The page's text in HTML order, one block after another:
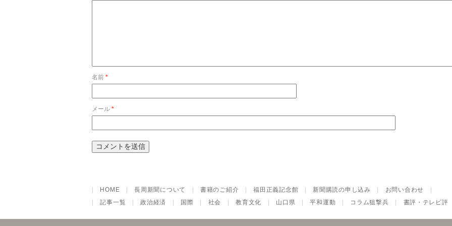
名前 *
メール *
HOME |長周新聞について |書籍のご紹介 |福田正義記念館 新聞購読の申し込み お問い合わせ
|記事一覧 |政治経済 国際 社会 |教育文化 山口県 |平和運動 コラム狙撃兵 書評・テレビ評